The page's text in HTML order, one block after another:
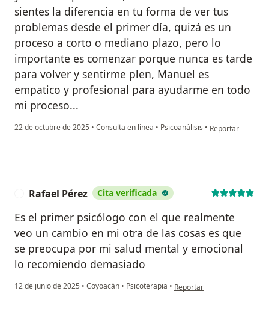
sientes la diferencia en tu forma de ver tus
problemas desde el primer día, quizá es un
proceso a corto o mediano plazo, pero lo
importante es comenzar porque nunca es tarde
para volver y sentirme plen, Manuel es
empatico y profesional para ayudarme en todo
mi proceso...
22 de octubre de 2025 • Consulta en línea • Psicoanálisis • en opinión del
Reportar
Rafael Pérez Cita verificada
Es el primer psicólogo con el que realmente
veo un cambio en mi otra de las cosas es que
se preocupa por mi salud mental y emocional
lo recomiendo demasiado
12 de junio de 2025 • Coyoacán • Psicoterapia • en opinión del usuario
Reportar